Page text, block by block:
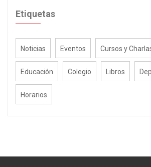
Etiquetas
Noticias Eventos Cursos y
Educación Colegio Libros
Horarios